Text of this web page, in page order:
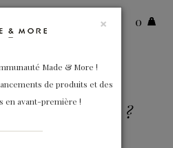
0
2017
le cuir vegan ?
×
Made & More !
de produits et des
en avant-première !